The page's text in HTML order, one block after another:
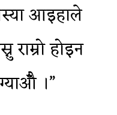
आइहाले
राम्रो होइन
।”